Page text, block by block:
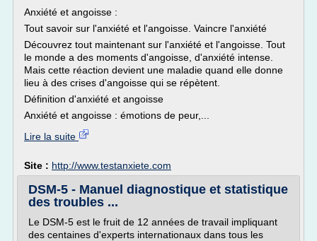
Anxiété et angoisse :
Tout savoir sur l'anxiété et l'angoisse. Vaincre l'anxiété
Découvrez tout maintenant sur l'anxiété et l'angoisse. Tout
le monde a des moments d'angoisse, d'anxiété intense.
Mais cette réaction devient une maladie quand elle donne
lieu à des crises d'angoisse qui se répètent.
Définition d'anxiété et angoisse
Anxiété et angoisse : émotions de peur,...
Lire la suite
Site : http://www.testanxiete.com
DSM-5 - Manuel diagnostique et statistique
des troubles ...
Le DSM-5 est le fruit de 12 années de travail impliquant
des centaines d'experts internationaux dans tous les